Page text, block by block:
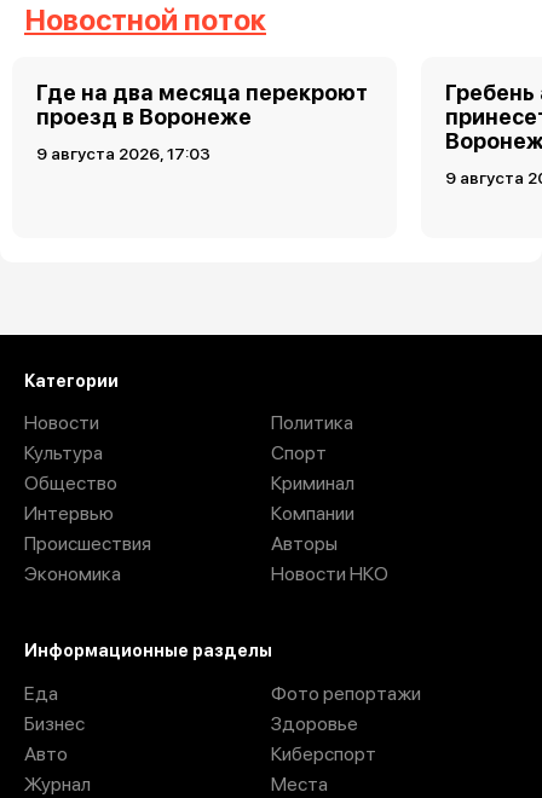
Новостной поток
Где на два месяца перекроют
проезд в Воронеже
9 августа 2026, 17:03
9 августа
Категории
Новости
Культура
Общество
Интервью
Происшествия
Экономика
Политика
Спорт
Криминал
Компании
Авторы
Новости НКО
Информационные разделы
Еда
Бизнес
Авто
Журнал
Фото репортажи
Здоровье
Киберспорт
Места